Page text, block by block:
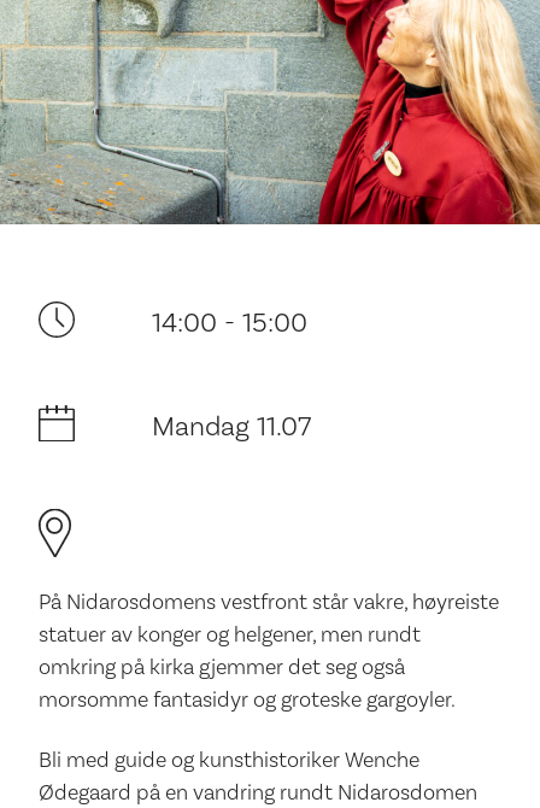
Ditt besøk
14:00 - 15:00
Mandag 11.07
På Nidarosdomens vestfront står vakre, høyreiste
statuer av konger og helgener, men rundt
omkring på kirka gjemmer det seg også
morsomme fantasidyr og groteske gargoyler.
Bli med guide og kunsthistoriker Wenche
Ødegaard på en vandring rundt Nidarosdomen